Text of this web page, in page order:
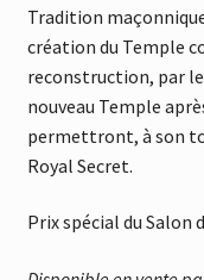
Tradition
création du Temple
reconstruction, par
nouveau Temple
permettront, à son
Royal Secret.
Prix spécial du Salon